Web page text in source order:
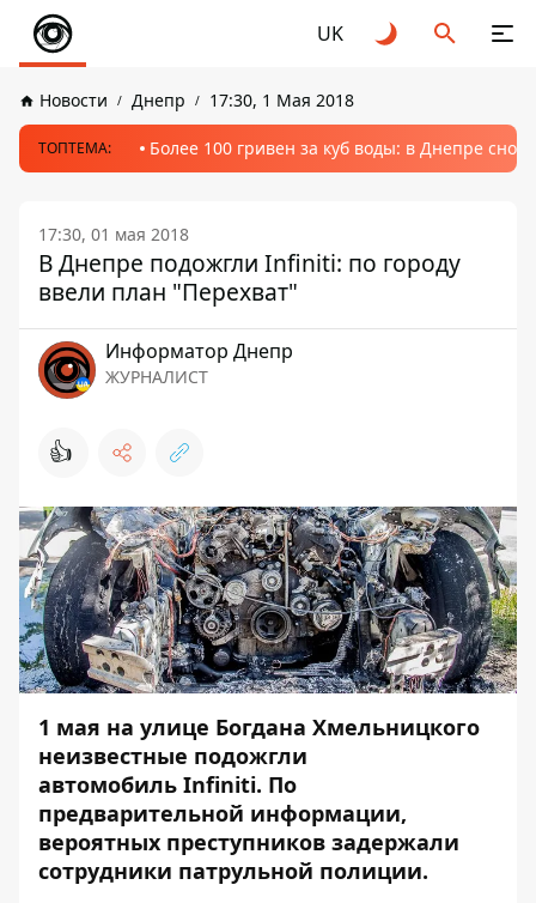
UK
Новости Днепр 17:30, 1 Мая 2018
ТОПТЕМА: Более 100 гривен за куб воды: в Днепре
17:30, 01 мая 2018
В Днепре подожгли Infiniti: по городу
ввели план "Перехват"
Информатор Днепр
ЖУРНАЛИСТ
👍
1 мая на улице Богдана Хмельницкого
неизвестные подожгли
автомобиль Infiniti. По
предварительной информации,
вероятных преступников задержали
сотрудники патрульной полиции.